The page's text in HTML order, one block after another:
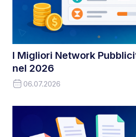
I Migliori Network
nel 2026
06.07.2026